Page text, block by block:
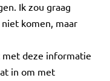
Ik zou graag
komen, maar
met deze informatie
in om met